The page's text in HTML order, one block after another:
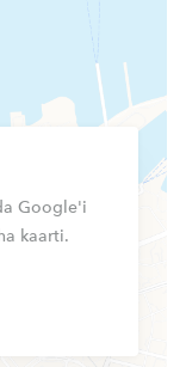
Google'i
kaarti.